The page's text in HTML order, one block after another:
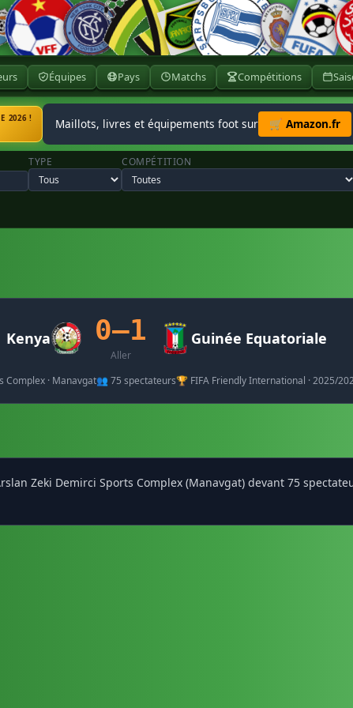
Équipes Pays Matchs Compétitions
2026 ! Maillots, livres et équipements foot sur 🛒 Amazon.fr
TYPE COMPÉTITION
Kenya 0–1
Aller
Guinée Equatoriale
· Manavgat👥 75 spectateurs🏆 FIFA Friendly International · 2025/
Zeki Demirci Sports Complex (Manavgat) devant 75